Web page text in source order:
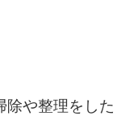
除や整理をした